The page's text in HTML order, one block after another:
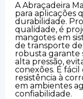
A Abraçadeira
para aplicações
durabilidade.
qualidade, é
mangotes em
de transporte
robusta garante
alta pressão,
conexões. É
resistência à
em ambientes
confiabilidade.